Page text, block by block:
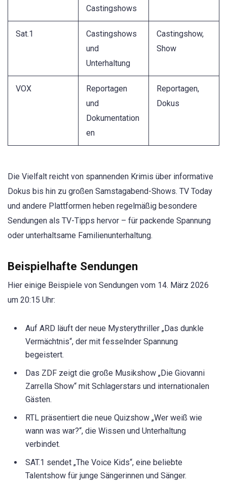
Castingshows
Sat.1
Castingshows
und
Unterhaltung
Castingshow,
Show
VOX
Reportagen
und
Dokumentation
en
Reportagen,
Dokus
Die Vielfalt reicht von spannenden Krimis über informative
Dokus bis hin zu großen Samstagabend-Shows. TV Today
und andere Plattformen heben regelmäßig besondere
Sendungen als TV-Tipps hervor – für packende Spannung
oder unterhaltsame Familienunterhaltung.
Beispielhafte Sendungen
Hier einige Beispiele von Sendungen vom 14. März 2026
um 20:15 Uhr:
Auf ARD läuft der neue Mysterythriller „Das dunkle
Vermächtnis“, der mit fesselnder Spannung
begeistert.
Das ZDF zeigt die große Musikshow „Die Giovanni
Zarrella Show“ mit Schlagerstars und internationalen
Gästen.
RTL präsentiert die neue Quizshow „Wer weiß wie
wann was war?“, die Wissen und Unterhaltung
verbindet.
SAT.1 sendet „The Voice Kids“, eine beliebte
Talentshow für junge Sängerinnen und Sänger.